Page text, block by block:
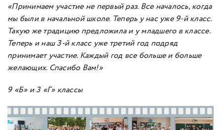
«Принимаем участие не первый раз. Все началось, когда
мы были в начальной школе. Теперь у нас уже 9-й класс.
Такую же традицию предложила и у младшего в классе.
Теперь и наш 3-й класс уже третий год подряд
принимает участие. Каждый год все больше и больше
желающих. Спасибо Вам!»
9 «Б» и 3 «Г» классы